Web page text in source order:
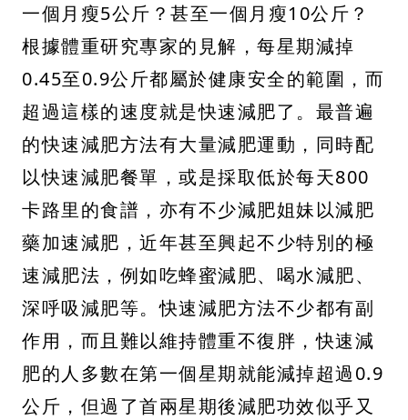
一個月瘦5公斤？甚至一個月瘦10公斤？
根據體重研究專家的見解，每星期減掉
0.45至0.9公斤都屬於健康安全的範圍，而
超過這樣的速度就是快速減肥了。最普遍
的快速減肥方法有大量減肥運動，同時配
以快速減肥餐單，或是採取低於每天800
卡路里的食譜，亦有不少減肥姐妹以減肥
藥加速減肥，近年甚至興起不少特別的極
速減肥法，例如吃蜂蜜減肥、喝水減肥、
深呼吸減肥等。快速減肥方法不少都有副
作用，而且難以維持體重不復胖，快速減
肥的人多數在第一個星期就能減掉超過0.9
公斤，但過了首兩星期後減肥功效似乎又